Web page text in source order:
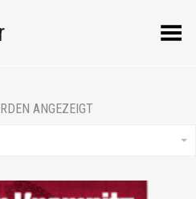
Menü umschalten
ANGEZEIGT